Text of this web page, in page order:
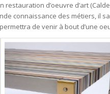
d’oeuvre d’art
connaissance des métiers, il
de venir à bout d’une